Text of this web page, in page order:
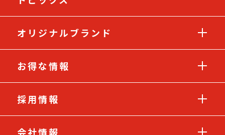
オリジナルブランド
お得な情報
採用情報
会社情報